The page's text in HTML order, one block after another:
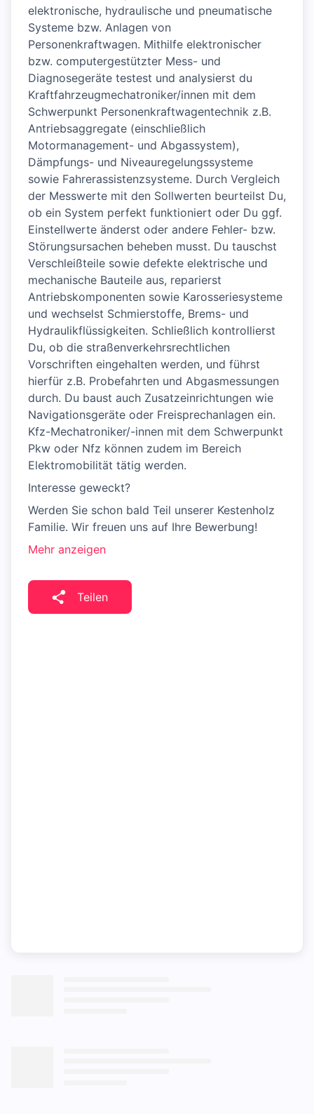
elektronische, hydraulische und pneumatische
Systeme bzw. Anlagen von
Personenkraftwagen. Mithilfe elektronischer
bzw. computergestützter Mess- und
Diagnosegeräte testest und analysierst du
Kraftfahrzeugmechatroniker/innen mit dem
Schwerpunkt Personenkraftwagentechnik z.B.
Antriebsaggregate (einschließlich
Motormanagement- und Abgassystem),
Dämpfungs- und Niveauregelungssysteme
sowie Fahrerassistenzsysteme. Durch Vergleich
der Messwerte mit den Sollwerten beurteilst Du,
ob ein System perfekt funktioniert oder Du ggf.
Einstellwerte änderst oder andere Fehler- bzw.
Störungsursachen beheben musst. Du tauschst
Verschleißteile sowie defekte elektrische und
mechanische Bauteile aus, reparierst
Antriebskomponenten sowie Karosseriesysteme
und wechselst Schmierstoffe, Brems- und
Hydraulikflüssigkeiten. Schließlich kontrollierst
Du, ob die straßenverkehrsrechtlichen
Vorschriften eingehalten werden, und führst
hierfür z.B. Probefahrten und Abgasmessungen
durch. Du baust auch Zusatzeinrichtungen wie
Navigationsgeräte oder Freisprechanlagen ein.
Kfz-Mechatroniker/-innen mit dem Schwerpunkt
Pkw oder Nfz können zudem im Bereich
Elektromobilität tätig werden.
Interesse geweckt?
Werden Sie schon bald Teil unserer Kestenholz
Familie. Wir freuen uns auf Ihre Bewerbung!
Mehr anzeigen
Teilen